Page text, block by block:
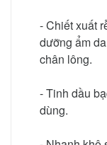
- Chiết xuất
dưỡng ẩm
chân lông.
- Tinh dầu
dùng.